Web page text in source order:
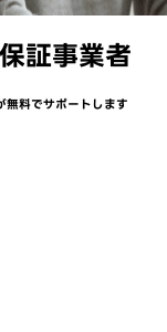
証事業者
無料でサポートします